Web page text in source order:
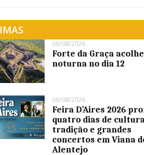
06/08/2026
Forte da Graça
noturna no dia 12
06/08/2026
Feira D’Aires 2026
quatro dias de
tradição e grandes
concertos em Viana
Alentejo